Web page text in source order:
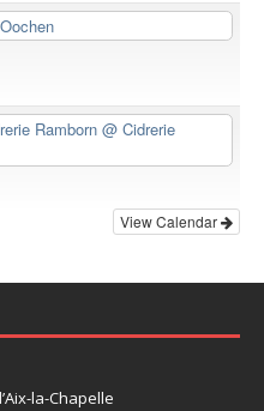
Ramborn @ Cidrerie
View Calendar
la-Chapelle